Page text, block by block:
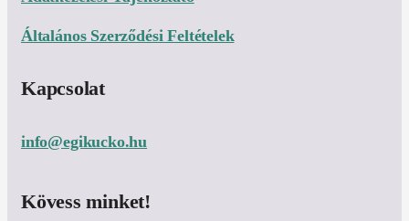
Általános Szerződési Feltételek
Kapcsolat
info@egikucko.hu
Kövess minket!